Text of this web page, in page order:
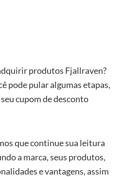
produtos Fjallraven?
pode pular algumas etapas,
cupom de desconto
que continue sua leitura
a marca, seus produtos,
e vantagens, assim